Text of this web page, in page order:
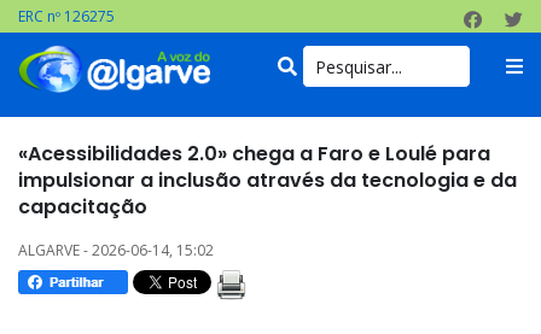
ERC nº 126275
«Acessibilidades 2.0» chega a Faro e Loulé para
impulsionar a inclusão através da tecnologia e da
capacitação
ALGARVE - 2026-06-14, 15:02